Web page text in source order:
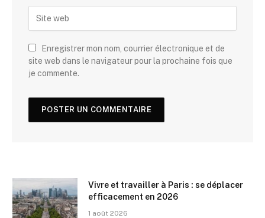
Enregistrer mon nom, courrier électronique et de
site web dans le navigateur pour la prochaine fois que
je commente.
Vivre et travailler à Paris : se déplacer
efficacement en 2026
1 août 2026